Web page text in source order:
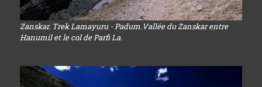
Zanskar. Trek Lamayuru - Padum.Vallée du Zanskar entre
Hanumil et le col de Parfi La.